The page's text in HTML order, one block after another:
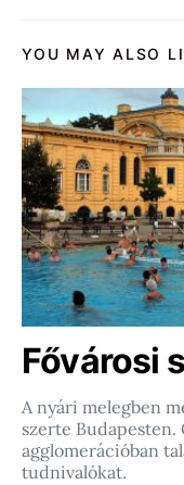
YOU MAY ALSO
Fővárosi
A nyári melegben
szerte Budapesten.
agglomerációban
tudnivalókat.